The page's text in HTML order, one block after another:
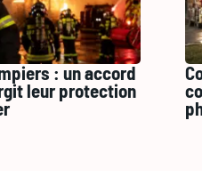
: un accord
leur protection